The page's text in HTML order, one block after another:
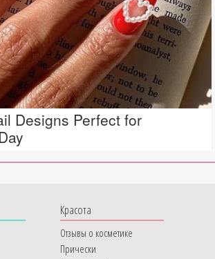
Designs Perfect for
Красота
Отзывы о косметике
Прически